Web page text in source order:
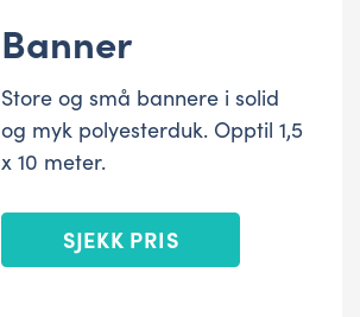
Banner
Store og små bannere i solid
og myk polyesterduk. Opptil 1,5
x 10 meter.
SJEKK PRIS